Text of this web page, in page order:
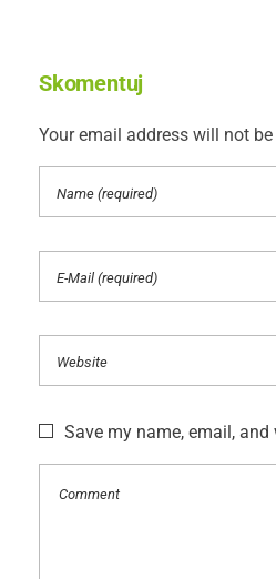
Skomentuj
Your email address will not
Save my name, email,